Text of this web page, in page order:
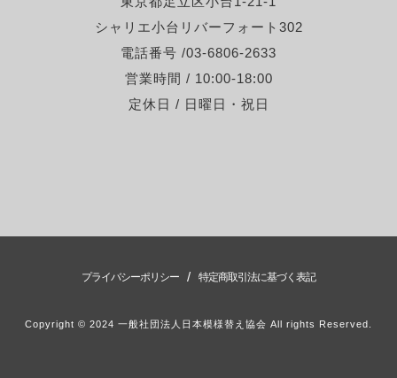
シャリエ小台リバーフォート302
電話番号 /03-6806-2633
営業時間 / 10:00-18:00
定休日 / 日曜日・祝日
プライバシーポリシー / 特定商取引法に基づく表記
Copyright © 2024 一般社団法人日本模様替え協会 All rights Reserved.